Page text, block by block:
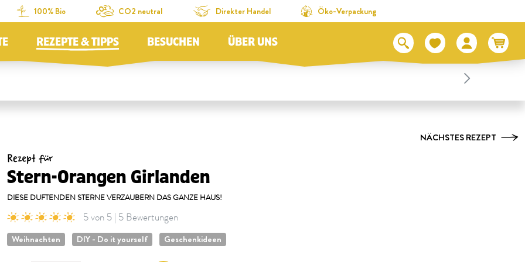
100% Bio CO2 neutral Direkter Handel Öko-Verpackung
REZEPTE & TIPPS BESUCHEN ÜBER UNS
NÄCHSTES REZEPT
Rezept für
Stern-Orangen Girlanden
DIESE DUFTENDEN STERNE VERZAUBERN DAS GANZE HAUS!
5 von 5 | 5 Bewertungen
Weihnachten DIY - Do it yourself Geschenkideen